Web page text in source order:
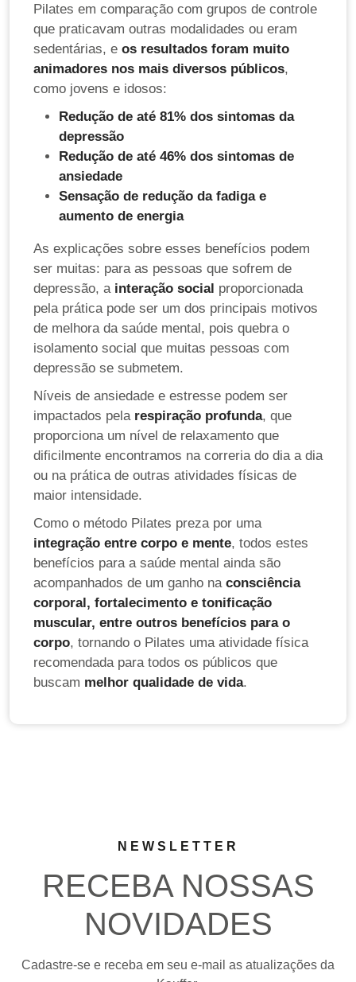
Pilates em comparação com grupos de controle
que praticavam outras modalidades ou eram
sedentárias, e os resultados foram muito
animadores nos mais diversos públicos,
como jovens e idosos:
Redução de até 81% dos sintomas da
depressão
Redução de até 46% dos sintomas de
ansiedade
Sensação de redução da fadiga e
aumento de energia
As explicações sobre esses benefícios podem
ser muitas: para as pessoas que sofrem de
depressão, ainteração social proporcionada
pela prática pode ser um dos principais motivos
de melhora da saúde mental, pois quebra o
isolamento social que muitas pessoas com
depressão se submetem.
Níveis de ansiedade e estresse podem ser
impactados pela respiração profunda, que
proporciona um nível de relaxamento que
dificilmente encontramos na correria do dia a dia
ou na prática de outras atividades físicas de
maior intensidade.
Como o método Pilates preza por uma
integração entre corpo e mente, todos estes
benefícios para a saúde mental ainda são
acompanhados de um ganho na consciência
corporal, fortalecimento e tonificação
muscular, entre outros benefícios para o
corpo, tornando o Pilates uma atividade física
recomendada para todos os públicos que
buscam melhor qualidade de vida.
NEWSLETTER
RECEBA NOSSAS
NOVIDADES
Cadastre-se e receba em seu e-mail as atualizações da